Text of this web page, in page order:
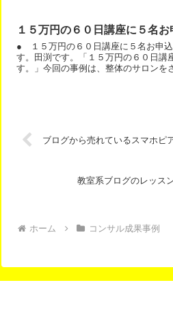
１５万円の６０日講座に５名お
● １５万円の６０日講座に５名お申
す。田渕です。「１５万円の６０日講
す。」今回の事例は、整体のサロンを
ブログから売れているスマホピ
教室系ブログのレッス
ホーム コンサル成果事例